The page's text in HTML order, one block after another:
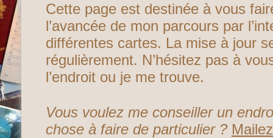
Cette page est destinée à vous
l’avancée de mon parcours par
différentes cartes. La mise à jour
régulièrement. N’hésitez pas à
l’endroit ou je me trouve.
Vous voulez me conseiller un
chose à faire de particulier ?